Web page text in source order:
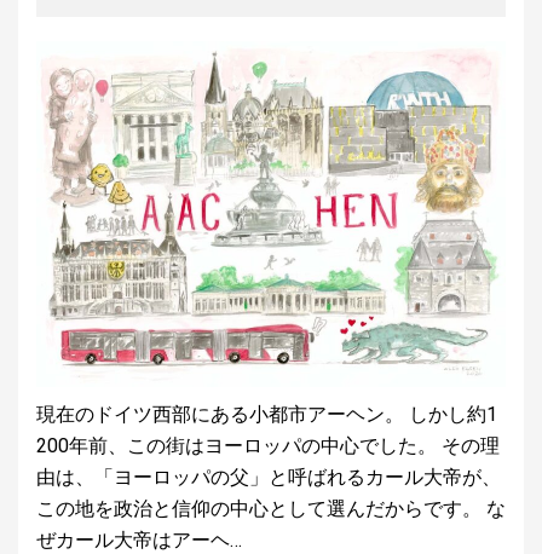
現在のドイツ西部にある小都市アーヘン。 しかし約1
200年前、この街はヨーロッパの中心でした。 その理
由は、「ヨーロッパの父」と呼ばれるカール大帝が、
この地を政治と信仰の中心として選んだからです。 な
ぜカール大帝はアーヘ…